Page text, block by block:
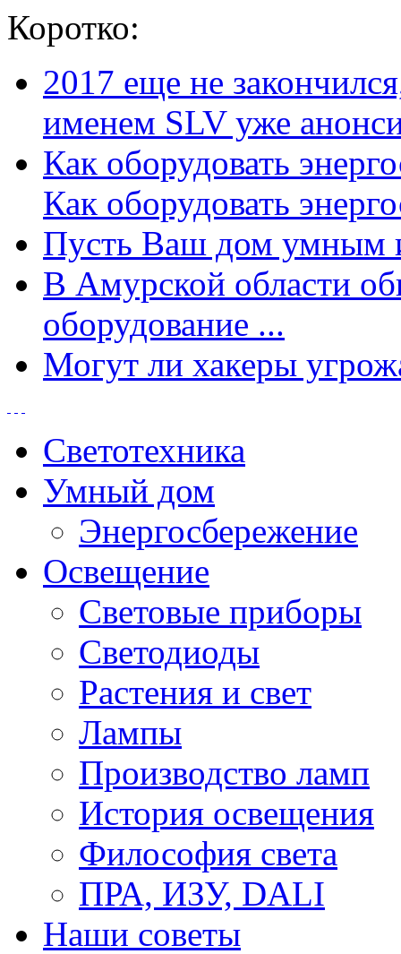
Коротко:
2017 еще не
именем SLV уже
Как оборудовать
Как оборудовать
Пусть Ваш дом умным
В Амурской области
оборудование ...
Могут ли хакеры
Светотехника
Умный дом
Энергосбережение
Освещение
Световые приборы
Светодиоды
Растения и свет
Лампы
Производство ламп
История освещения
Философия света
ПРА, ИЗУ, DALI
Наши советы